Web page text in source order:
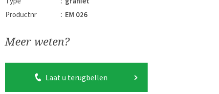
Productnr
: EM 026
Meer weten?
Laat u terugbellen